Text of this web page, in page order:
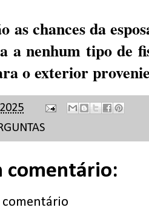
as chances da
a nenhum tipo de
o exterior
comentário:
comentário